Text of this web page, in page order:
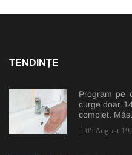
TENDINȚE
Program pe
curge doar
complet.
05 August